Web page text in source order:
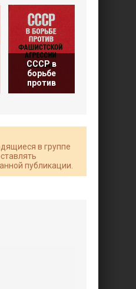
СССР в
борьбе
против
в группе
публикации.